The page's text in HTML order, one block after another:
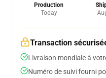
Production
Today
Transaction
Livraison mondiale à
Numéro de suivi fourni